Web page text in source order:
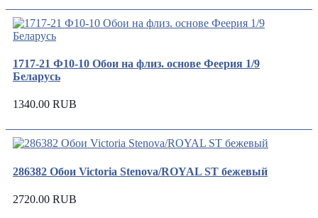
1717-21 Ф10-10 Обои на флиз. основе Феерия 1/9
Беларусь
1340.00 RUB
286382 Обои Victoria Stenova/ROYAL ST бежевый
2720.00 RUB